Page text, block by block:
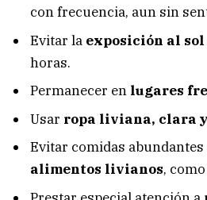
con frecuencia, aun sin
Evitar la exposición al sol
horas.
Permanecer en lugares
Usar ropa liviana, clara
Evitar comidas
alimentos livianos,